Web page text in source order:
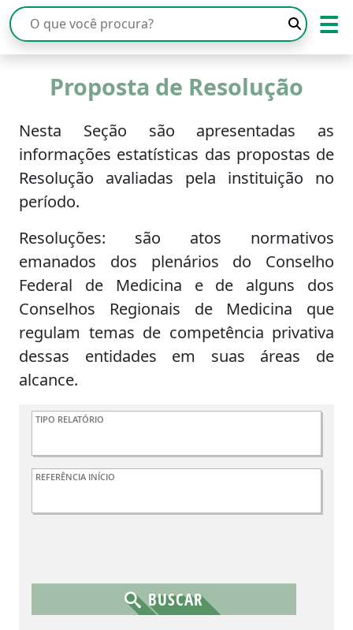
☰
Proposta de Resolução
Nesta Seção são apresentadas as
informações estatísticas das propostas de
Resolução avaliadas pela instituição no
período.
Resoluções: são atos normativos
emanados dos plenários do Conselho
Federal de Medicina e de alguns dos
Conselhos Regionais de Medicina que
regulam temas de competência privativa
dessas entidades em suas áreas de
alcance.